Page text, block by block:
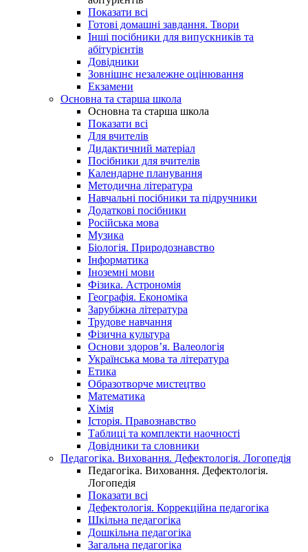
Показати всі
Готові домашні завдання. Твори
Інші посібники для випускників та
абітурієнтів
Довідники
Зовнішнє незалежне оцінювання
Екзамени
Основна та старша школа
Основна та старша школа
Показати всі
Для вчителів
Дидактичний матеріал
Посібники для вчителів
Календарне планування
Методична література
Навчальні посібники та підручники
Додаткові посібники
Російська мова
Музика
Біологія. Природознавство
Інформатика
Іноземні мови
Фізика. Астрономія
Географія. Економіка
Зарубіжна література
Трудове навчання
Фізична культура
Основи здоров’я. Валеологія
Українська мова та література
Етика
Образотворче мистецтво
Математика
Хімія
Історія. Правознавство
Таблиці та комплекти наочності
Довідники та словники
Педагогіка. Виховання. Дефектологія. Логопедія
Педагогіка. Виховання. Дефектологія.
Логопедія
Показати всі
Дефектологія. Коррекційна педагогіка
Шкільна педагогіка
Дошкільна педагогіка
Загальна педагогіка